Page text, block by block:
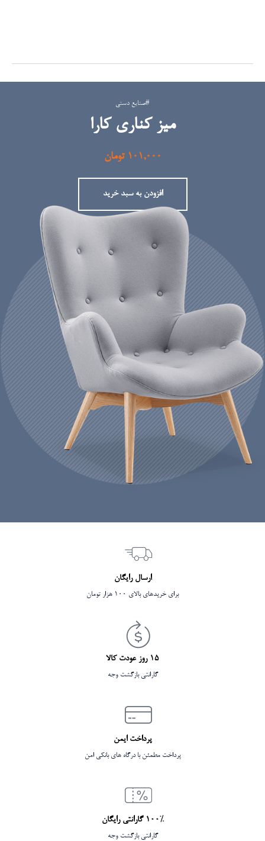
#صنایع دستی
میز کناری کارا
101,000 تومان
افزودن به سبد خرید
ارسال رایگان
برای خریدهای بالای 100 هزار تومان
15 روز عودت کالا
گارانتی بازگشت وجه
پرداخت ایمن
پرداخت مطمئن با درگاه های بانکی امن
100% گارانتی رایگان
گارانتی بازگشت وجه